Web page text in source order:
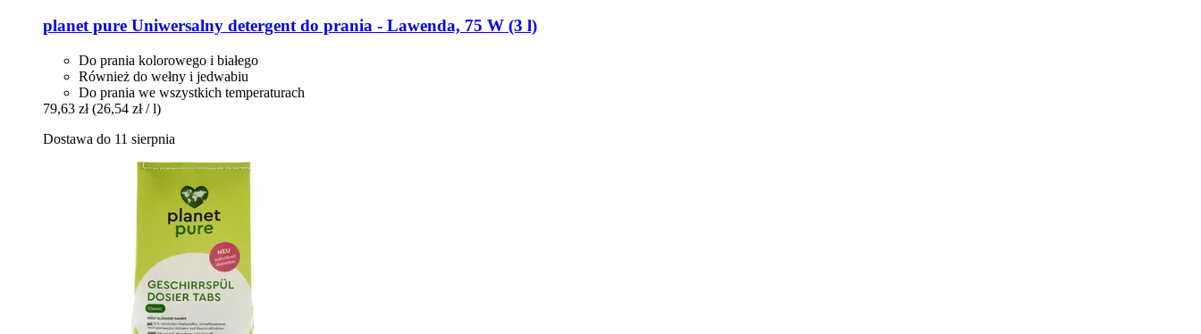
planet pure Uniwersalny detergent do prania -​ Lawenda, 75 W (3 l)
Do prania kolorowego i białego
Również do wełny i jedwabiu
Do prania we wszystkich temperaturach
79,63 zł (26,54 zł / l)
Dostawa do 11 sierpnia